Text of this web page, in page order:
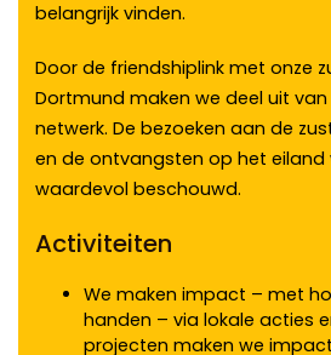
belangrijk vinden.
Door de friendshiplink met onze
Dortmund maken we deel uit
netwerk. De bezoeken aan de
en de ontvangsten op het eiland
waardevol beschouwd.
Activiteiten
We maken impact – met
handen – via lokale acties
projecten maken we impact